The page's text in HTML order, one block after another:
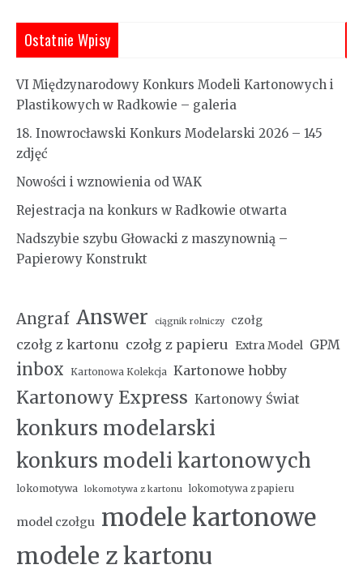
Ostatnie Wpisy
VI Międzynarodowy Konkurs Modeli Kartonowych i
Plastikowych w Radkowie – galeria
18. Inowrocławski Konkurs Modelarski 2026 – 145
zdjęć
Nowości i wznowienia od WAK
Rejestracja na konkurs w Radkowie otwarta
Nadszybie szybu Głowacki z maszynownią –
Papierowy Konstrukt
Angraf Answer ciągnik rolniczy czołg
czołg z kartonu czołg z papieru Extra Model GPM
inbox Kartonowa Kolekcja Kartonowe hobby
Kartonowy Express Kartonowy Świat
konkurs modelarski
konkurs modeli kartonowych
lokomotywa lokomotywa z kartonu lokomotywa z papieru
model czołgu modele kartonowe
modele z kartonu